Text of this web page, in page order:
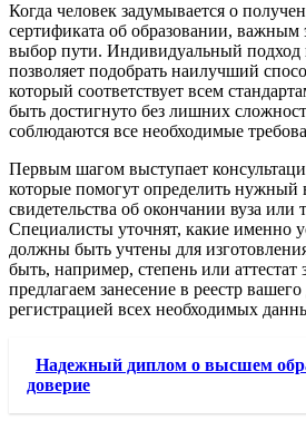
Когда человек задумывается о
сертификата об образовании, важным
выбор пути. Индивидуальный подход
позволяет подобрать наилучший
который соответствует всем
быть достигнуто без лишних
соблюдаются все необходимые
Первым шагом выступает
которые помогут определить нужный
свидетельства об окончании вуза или
Специалисты уточнят, какие именно
должны быть учтены для
быть, например, степень или
предлагаем занесение в реестр
регистрацией всех необходимых
Надежный диплом о высшем
доверие